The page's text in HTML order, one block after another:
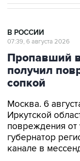
В РОССИИ
07:39, 6 августа 2026
Пропавший
получил
сопкой
Москва. 6
Иркутской
повреждения от
губернатор
канале в